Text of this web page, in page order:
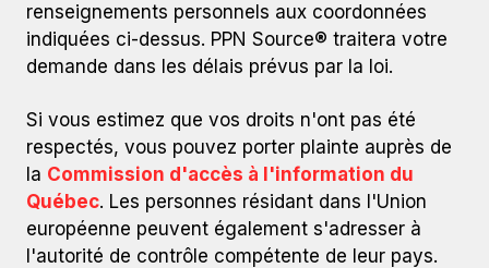
renseignements personnels aux coordonnées
indiquées ci-dessus. PPN Source® traitera votre
demande dans les délais prévus par la loi.
Si vous estimez que vos droits n'ont pas été
respectés, vous pouvez porter plainte auprès de
la Commission d'accès à l'information du
Québec. Les personnes résidant dans l'Union
européenne peuvent également s'adresser à
l'autorité de contrôle compétente de leur pays.